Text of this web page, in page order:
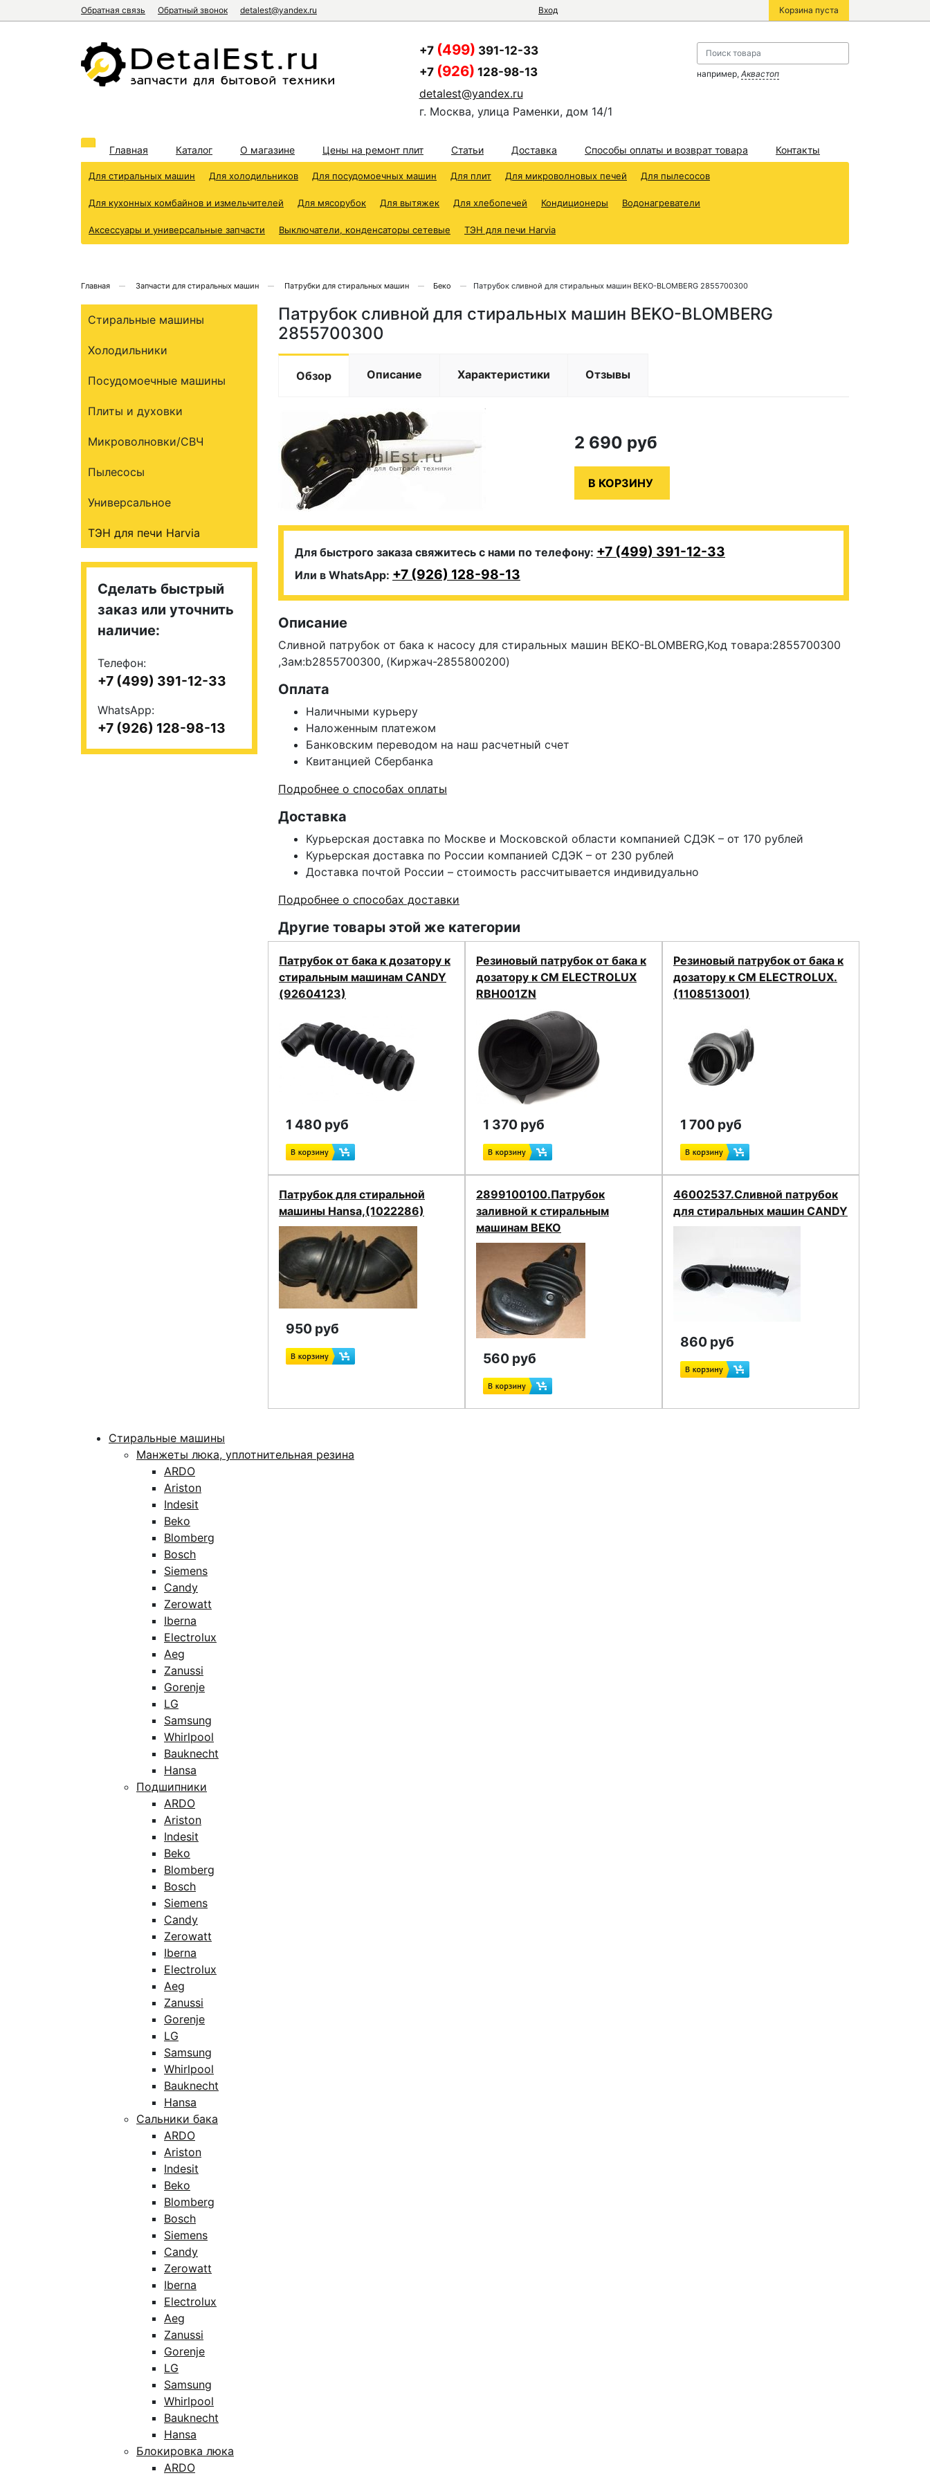
Обратная связь Обратный звонок detalest@yandex.ru Вход Корзина пуста
+7 (499) 391-12-33
+7 (926) 128-98-13
detalest@yandex.ru
г. Москва, улица Раменки, дом 14/1
например, Аквастоп
Главная Каталог О магазине Цены на ремонт плит Статьи Доставка Способы оплаты и возврат товара Контакты
Для стиральных машин Для холодильников Для посудомоечных машин Для плит Для микроволновых печей Для пылесосов
Для кухонных комбайнов и измельчителей Для мясорубок Для вытяжек Для хлебопечей Кондиционеры Водонагреватели
Аксессуары и универсальные запчасти Выключатели, конденсаторы сетевые ТЭН для печи Harvia
Главная Запчасти для стиральных машин Патрубки для стиральных машин Беко Патрубок сливной для стиральных машин BEKO-BLOMBERG 2855700300
Патрубок сливной для стиральных машин BEKO-BLOMBERG
2855700300
Обзор Описание Характеристики Отзывы
2 690 руб
Для быстрого заказа свяжитесь с нами по телефону: +7 (499) 391-12-33
Или в WhatsApp: +7 (926) 128-98-13
Описание
Сливной патрубок от бака к насосу для стиральных машин BEKO-BLOMBERG,Код товара:2855700300
,Зам:b2855700300, (Киржач-2855800200)
Оплата
Наличными курьеру
Наложенным платежом
Банковским переводом на наш расчетный счет
Квитанцией Сбербанка
Подробнее о способах оплаты
Доставка
Курьерская доставка по Москве и Московской области компанией СДЭК – от 170 рублей
Курьерская доставка по России компанией СДЭК – от 230 рублей
Доставка почтой России – стоимость рассчитывается индивидуально
Подробнее о способах доставки
Другие товары этой же категории
Патрубок от бака к дозатору к
стиральным машинам CANDY
(92604123)
1 480 руб
Резиновый патрубок от бака к
дозатору к СМ ELECTROLUX
RBH001ZN
1 370 руб
Резиновый патрубок от бака к
дозатору к СМ ELECTROLUX.
(1108513001)
1 700 руб
Патрубок для стиральной
машины Hansa,(1022286)
950 руб
2899100100.Патрубок
заливной к стиральным
машинам BEKO
560 руб
46002537.Сливной патрубок
для стиральных машин CANDY
860 руб
Стиральные машины
Холодильники
Посудомоечные машины
Плиты и духовки
Микроволновки/СВЧ
Пылесосы
Универсальное
ТЭН для печи Harvia
Сделать быстрый
заказ или уточнить
наличие:
Телефон:
+7 (499) 391-12-33
WhatsApp:
+7 (926) 128-98-13
Стиральные машины
Манжеты люка, уплотнительная резина
ARDO
Ariston
Indesit
Beko
Blomberg
Bosch
Siemens
Candy
Zerowatt
Iberna
Electrolux
Aeg
Zanussi
Gorenje
LG
Samsung
Whirlpool
Bauknecht
Hansa
Подшипники
ARDO
Ariston
Indesit
Beko
Blomberg
Bosch
Siemens
Candy
Zerowatt
Iberna
Electrolux
Aeg
Zanussi
Gorenje
LG
Samsung
Whirlpool
Bauknecht
Hansa
Сальники бака
ARDO
Ariston
Indesit
Beko
Blomberg
Bosch
Siemens
Candy
Zerowatt
Iberna
Electrolux
Aeg
Zanussi
Gorenje
LG
Samsung
Whirlpool
Bauknecht
Hansa
Блокировка люка
ARDO